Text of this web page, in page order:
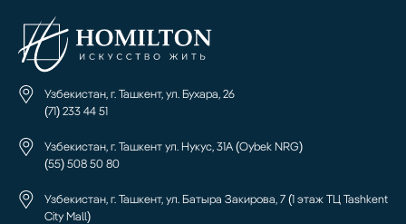
Узбекистан, г. Ташкент, ул. Бухара, 26
(71) 233 44 51
Узбекистан, г. Ташкент ул. Нукус, 31А (Oybek NRG)
(55) 508 50 80
Узбекистан, г. Ташкент, ул. Батыра Закирова, 7 (1 этаж ТЦ Tashkent
City Mall)